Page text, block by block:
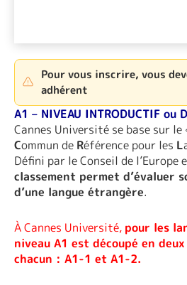
Pour vous inscrire, vous
adhérent
A1 – NIVEAU INTRODUCTIF ou
Cannes Université se base sur le
Commun de Référence pour les L
Défini par le Conseil de l’Europe
classement permet d’évaluer
d’une langue étrangère.
À Cannes Université, pour les
niveau A1 est découpé en deux
chacun : A1-1 et A1-2.